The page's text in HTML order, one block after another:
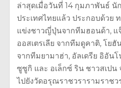
ล่าสุดเมื่อวันที่ 14 กุมภาพันธ์ นั
ประเทศไทยแล้ว ประกอบด้วย
แข่งชาวญี่ปุ่นจากทีมฮอนด้า, แ
ออสเตรเลีย จากทีมดูคาติ, โยฮั
จากทีมยามาฮ่า, อัลเดรีย อิอัน
ซูซูกิ และ อเล็กซ์ ริน ชาวสเปน
ไปยังวัดอรุณราชวรารามราชว